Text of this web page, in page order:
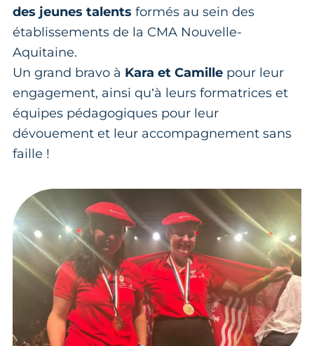
des jeunes talents formés au sein des
établissements de la CMA Nouvelle-
Aquitaine.
Un grand bravo à Kara et Camille pour leur
engagement, ainsi qu’à leurs formatrices et
équipes pédagogiques pour leur
dévouement et leur accompagnement sans
faille !